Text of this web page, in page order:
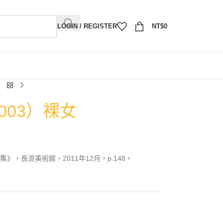
LOGIN / REGISTER NT$0
）裸女
》，長流美術館，2011年12月，p.148。